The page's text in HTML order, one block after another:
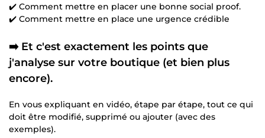
✔️ Comment mettre en placer une bonne social proof.
✔️ Comment mettre en place une urgence crédible
➡️ Et c'est exactement les points que
j'analyse sur votre boutique (et bien plus
encore).
En vous expliquant en vidéo, étape par étape, tout ce qui
doit être modifié, supprimé ou ajouter (avec des
exemples).